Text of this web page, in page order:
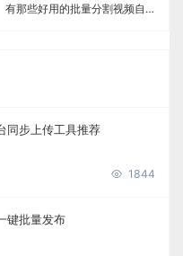
有那些好用的批量分割视频自媒体管理工具《闲人新媒体管家》
同步上传工具推荐
1844
键批量发布